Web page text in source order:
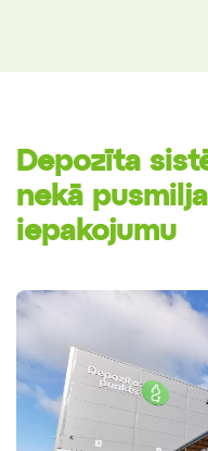
Depozīta
nekā
iepakojumu